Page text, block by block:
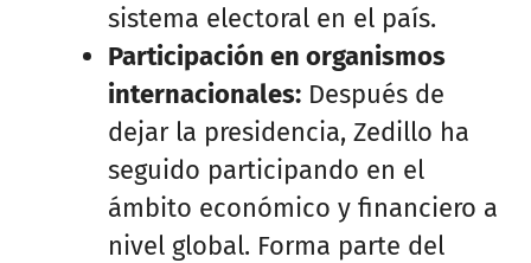
sistema electoral en el país.
Participación en organismos
internacionales: Después de
dejar la presidencia, Zedillo ha
seguido participando en el
ámbito económico y financiero a
nivel global. Forma parte del